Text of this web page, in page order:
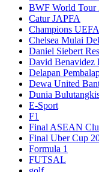
BWF World Tour
Catur JAPFA
Champions UEFA
Chelsea Mulai
Daniel Siebert
David
Delapan
Dewa United
Dunia
E-Sport
F1
Final ASEAN
Final Uber Cup
Formula 1
FUTSAL